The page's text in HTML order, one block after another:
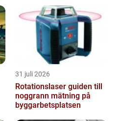
31 juli 2026
Rotationslaser guiden till
noggrann mätning på
byggarbetsplatsen